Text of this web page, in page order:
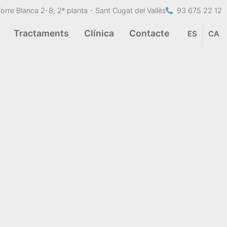
Blanca 2-8, 2ª planta - Sant Cugat del Vallès 93 675 22 12
Tractaments Clínica Contacte ES CA